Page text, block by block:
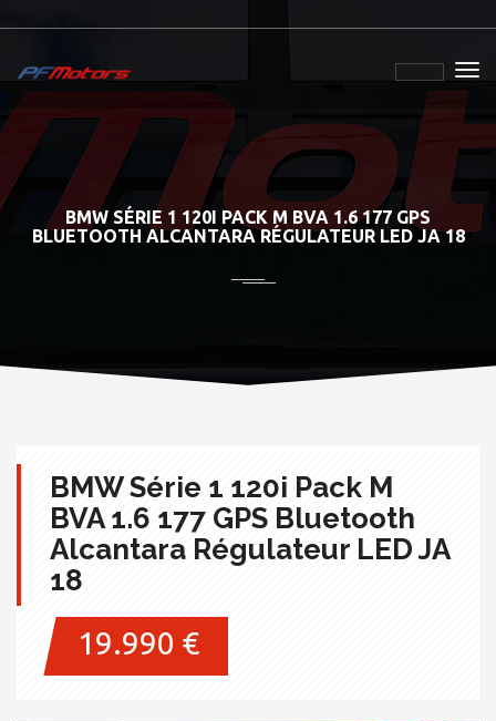
BMW SÉRIE 1 120I PACK M BVA 1.6 177 GPS
BLUETOOTH ALCANTARA RÉGULATEUR LED JA 18
BMW Série 1 120i Pack M
BVA 1.6 177 GPS Bluetooth
Alcantara Régulateur LED JA
18
19.990 €